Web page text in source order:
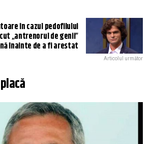
în cazul pedofilului
„antrenorul de genii”
înainte de a fi arestat
Articolul următor